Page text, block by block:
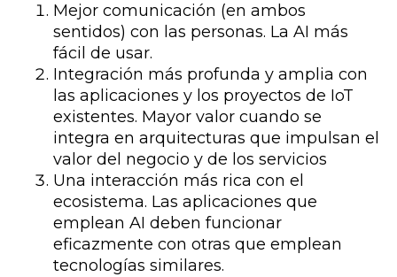
Mejor comunicación (en ambos
sentidos) con las personas. La AI más
fácil de usar.
Integración más profunda y amplia con
las aplicaciones y los proyectos de IoT
existentes. Mayor valor cuando se
integra en arquitecturas que impulsan el
valor del negocio y de los servicios
Una interacción más rica con el
ecosistema. Las aplicaciones que
emplean AI deben funcionar
eficazmente con otras que emplean
tecnologías similares.